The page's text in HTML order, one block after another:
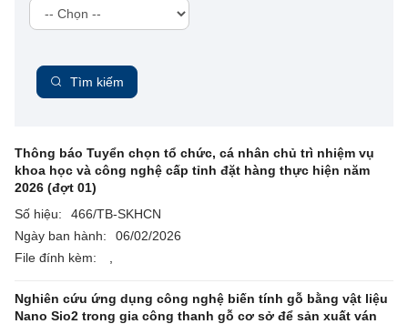
Tìm kiếm
Thông báo Tuyển chọn tổ chức, cá nhân chủ trì nhiệm vụ
khoa học và công nghệ cấp tỉnh đặt hàng thực hiện năm
2026 (đợt 01)
Số hiệu:
466/TB-SKHCN
Ngày ban hành:
06/02/2026
File đính kèm:
Nghiên cứu ứng dụng công nghệ biến tính gỗ bằng vật liệu
Nano Sio2 trong gia công thanh gỗ cơ sở để sản xuất ván